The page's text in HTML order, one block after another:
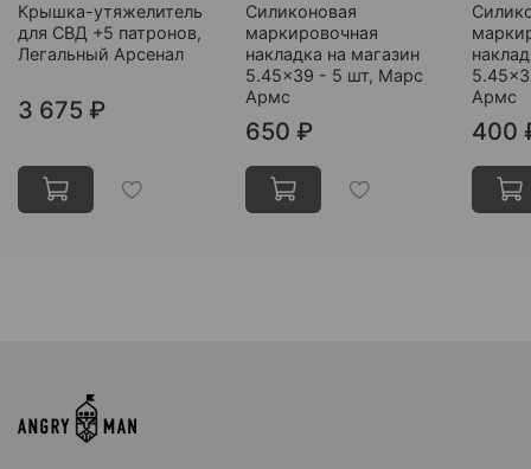
Крышка-утяжелитель
для СВД +5 патронов,
Легальный Арсенал
3 675 ₽
Силиконовая
маркировочная
накладка на магазин
5.45×39 - 5 шт, Марс
Армс
650 ₽
Армс
400